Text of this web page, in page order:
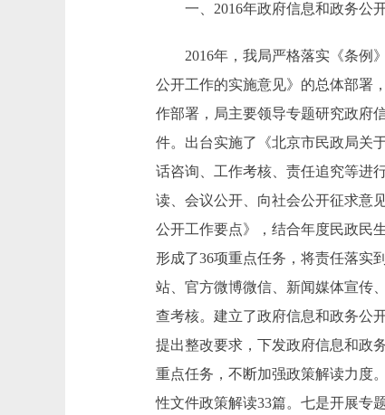
一、2016年政府信息和政务公
2016年，我局严格落实《条例》
公开工作的实施意见》的总体部署
作部署，局主要领导专题研究政府
件。出台实施了《北京市民政局关
话咨询、工作考核、责任追究等进
读、会议公开、向社会公开征求意
公开工作要点》，结合年度民政民
形成了36项重点任务，将责任落实
站、官方微博微信、新闻媒体宣传
查考核。建立了政府信息和政务公
提出整改要求，下发政府信息和政
重点任务，不断加强政策解读力度
性文件政策解读33篇。七是开展专